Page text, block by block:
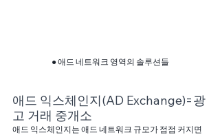
● 애드 네트워크 영역의 솔루션들
애드 익스체인지(AD Exchange)=광
고 거래 중개소
애드 익스체인지는 애드 네트워크 규모가 점점 커지면